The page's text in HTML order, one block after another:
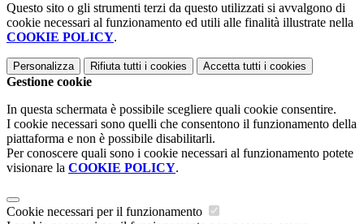
Questo sito o gli strumenti terzi da questo utilizzati si avvalgono di
cookie necessari al funzionamento ed utili alle finalità illustrate nella
COOKIE POLICY.
Personalizza Rifiuta tutti i cookies Accetta tutti i cookies
Gestione cookie
In questa schermata è possibile scegliere quali cookie consentire.
I cookie necessari sono quelli che consentono il funzionamento della
piattaforma e non è possibile disabilitarli.
Per conoscere quali sono i cookie necessari al funzionamento potete
visionare la COOKIE POLICY.
Cookie necessari per il funzionamento